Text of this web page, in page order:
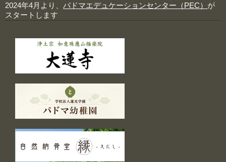
2024年4月より、 パドマエデュケーションセンター（PEC） が
スタートします